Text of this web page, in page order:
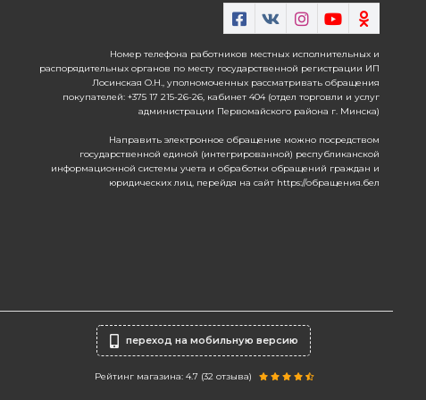
Номер телефона работников местных исполнительных и
распорядительных органов по месту государственной регистрации ИП
Лосинская О.Н., уполномоченных рассматривать обращения
покупателей: +375 17 215-26-26, кабинет 404 (отдел торговли и услуг
администрации Первомайского района г. Минска)
Направить электронное обращение можно посредством
государственной единой (интегрированной) республиканской
информационной системы учета и обработки обращений граждан и
юридических лиц, перейдя на сайт https://обращения.бел
переход на мобильную версию
Рейтинг магазина: 4.7 (32 отзыва)